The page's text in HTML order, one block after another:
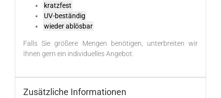
kratzfest
UV-beständig
wieder ablösbar
Falls Sie größere Mengen benötigen, unterbreiten wir
Ihnen gern ein individuelles Angebot.
Zusätzliche Informationen